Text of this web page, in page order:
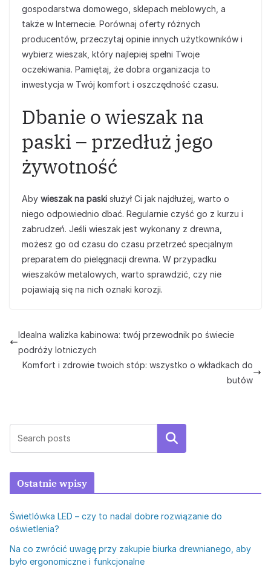
gospodarstwa domowego, sklepach meblowych, a
także w Internecie. Porównaj oferty różnych
producentów, przeczytaj opinie innych użytkowników i
wybierz wieszak, który najlepiej spełni Twoje
oczekiwania. Pamiętaj, że dobra organizacja to
inwestycja w Twój komfort i oszczędność czasu.
Dbanie o wieszak na
paski – przedłuż jego
żywotność
Aby wieszak na paski służył Ci jak najdłużej, warto o
niego odpowiednio dbać. Regularnie czyść go z kurzu i
zabrudzeń. Jeśli wieszak jest wykonany z drewna,
możesz go od czasu do czasu przetrzeć specjalnym
preparatem do pielęgnacji drewna. W przypadku
wieszaków metalowych, warto sprawdzić, czy nie
pojawiają się na nich oznaki korozji.
Idealna walizka kabinowa: twój przewodnik po świecie
podróży lotniczych
Komfort i zdrowie twoich stóp: wszystko o wkładkach do
butów
Szukaj
Ostatnie wpisy
Świetlówka LED – czy to nadal dobre rozwiązanie do
oświetlenia?
Na co zwrócić uwagę przy zakupie biurka drewnianego, aby
było ergonomiczne i funkcjonalne